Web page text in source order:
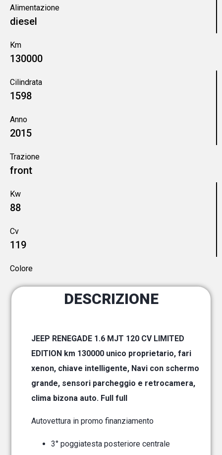
Alimentazione
diesel
Km
130000
Cilindrata
1598
Anno
2015
Trazione
front
Kw
88
Cv
119
Colore
DESCRIZIONE
JEEP RENEGADE 1.6 MJT 120 CV LIMITED
EDITION km 130000 unico proprietario, fari
xenon, chiave intelligente, Navi con schermo
grande, sensori parcheggio e retrocamera,
clima bizona auto. Full full
Autovettura in promo finanziamento
3° poggiatesta posteriore centrale